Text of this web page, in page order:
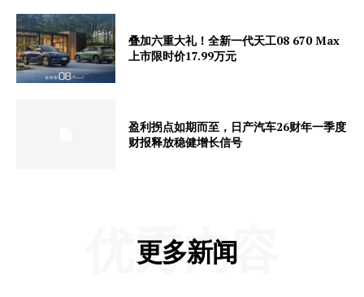
叠加六重大礼！全新一代天工08 670 Max
上市限时价17.99万元
盈利拐点如期而至，日产汽车26财年一季度
财报释放稳健增长信号
更多新闻
优秀内容